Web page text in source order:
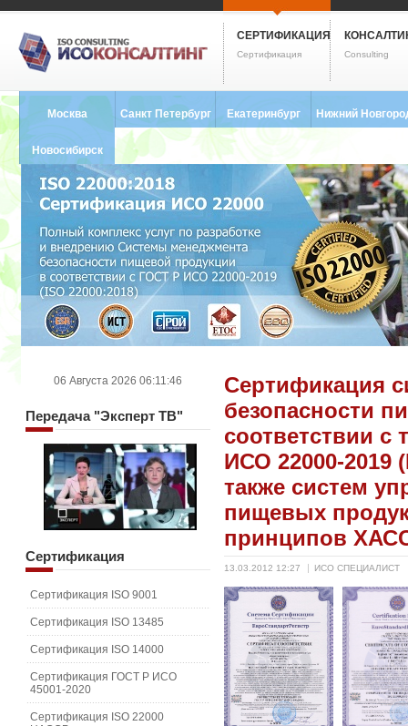
СЕРТИФИКАЦИЯ
Сертификация Consulting
Москва Санкт Петербург
8 (812) 748-2493
Екатеринбург
8 (343) 237-2593
Нижний
Новосибирск
8 (383) 227-8449
Сертификация
безопасности
соответствии
ИСО 22000-2019
также систем
пищевых
принципов
13.03.2012 12:27 ИСО СПЕЦИАЛИСТ
06 Августа 2026 06:11:46
Передача"Эксперт ТВ"
Сертификация
Сертификация ISO 9001
Сертификация ISO 13485
Сертификация ISO 14000
Сертификация ГОСТ Р ИСО
45001-2020
Сертификация ISO 22000